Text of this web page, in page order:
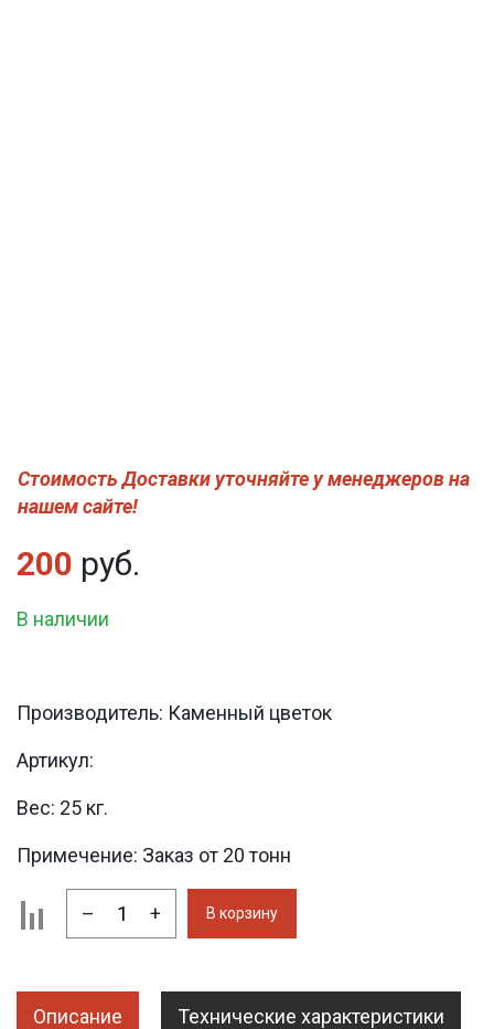
Стоимость Доставки уточняйте у менеджеров на
нашем сайте!
200 руб.
В наличии
Производитель: Каменный цветок
Артикул:
Вес: 25 кг.
Примечение: Заказ от 20 тонн
– + В корзину
Описание Технические характеристики